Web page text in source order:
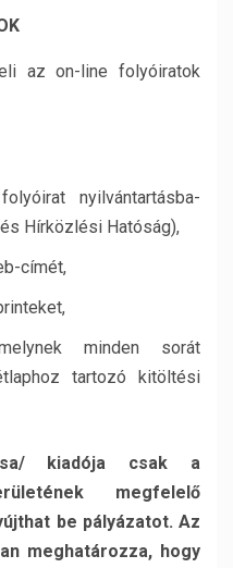
az on-line folyóiratok
nyilvántartásba-
Hírközlési Hatóság),
címét,
minden sorát
tartozó kitöltési
kiadója csak a
megfelelő
be pályázatot. Az
meghatározza, hogy